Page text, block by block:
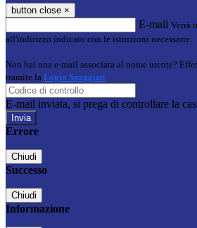
button close ×
E-mail Verrà
all'indirizzo indicato con le istruzioni necessarie.
Non hai una e-mail associata al nome utente?
tramite la Login Spaggiari
E-mail inviata, si prega di controllare la
Errore
Chiudi
Successo
Chiudi
Informazione